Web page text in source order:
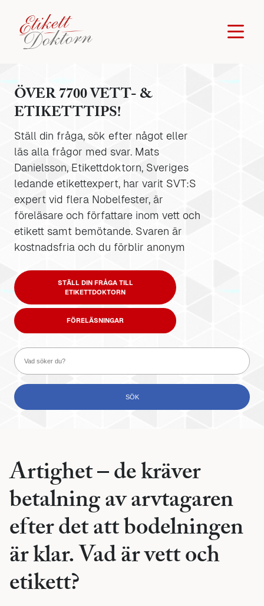
ÖVER 7700 VETT- &
ETIKETTTIPS!
Ställ din fråga, sök efter något eller
läs alla frågor med svar. Mats
Danielsson, Etikettdoktorn, Sveriges
ledande etikettexpert, har varit SVT:S
expert vid flera Nobelfester, är
föreläsare och författare inom vett och
etikett samt bemötande. Svaren är
kostnadsfria och du förblir anonym
STÄLL DIN FRÅGA TILL
ETIKETTDOKTORN
FÖRELÄSNINGAR
Artighet – de kräver
betalning av arvtagaren
efter det att bodelningen
är klar. Vad är vett och
etikett?